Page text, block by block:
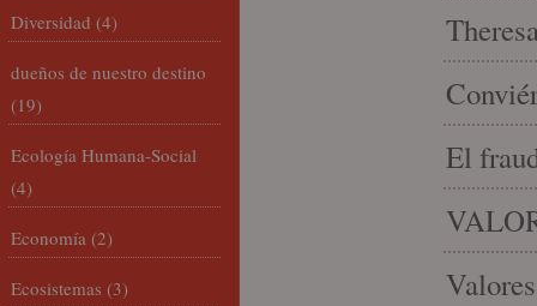
El
Diversidad (4)
dueños de nuestro destino
(19)
Ecología Humana-Social
(4)
Economía (2)
Ecosistemas (3)